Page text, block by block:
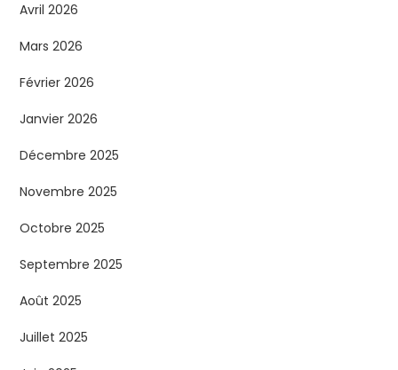
n
d
e
s
p
u
b
l
Avril 2026
Mars 2026
Février 2026
Janvier 2026
Décembre 2025
Novembre 2025
Octobre 2025
Septembre 2025
Août 2025
Juillet 2025